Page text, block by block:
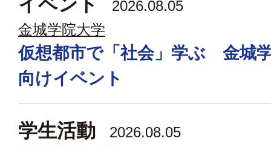
2026.08.05
金城学院大学
仮想都市で「社会」学ぶ 金城
向けイベント
学生活動
2026.08.05